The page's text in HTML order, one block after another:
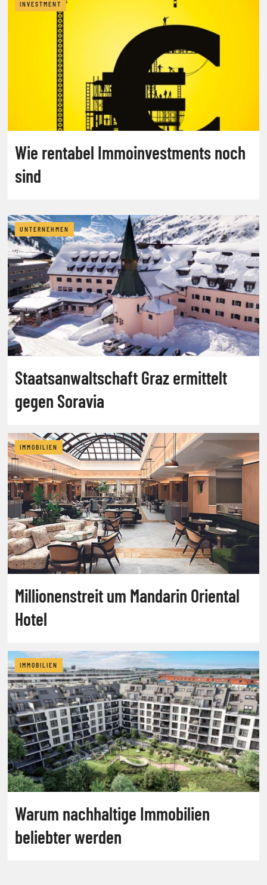
INVESTMENT
Wie rentabel Immoinvestments noch
sind
UNTERNEHMEN
Staatsanwaltschaft Graz ermittelt
gegen Soravia
IMMOBILIEN
Millionenstreit um Mandarin Oriental
Hotel
IMMOBILIEN
Warum nachhaltige Immobilien
beliebter werden